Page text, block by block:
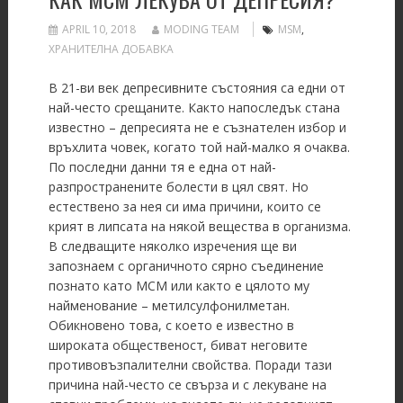
APRIL 10, 2018 MODING TEAM MSM,
ХРАНИТЕЛНА ДОБАВКА
В 21-ви век депресивните състояния са едни от
най-често срещаните. Както напоследък стана
известно – депресията не е съзнателен избор и
връхлита човек, когато той най-малко я очаква.
По последни данни тя е една от най-
разпространените болести в цял свят. Но
естествено за нея си има причини, които се
крият в липсата на някой вещества в организма.
В следващите няколко изречения ще ви
запознаем с органичното сярно съединение
познато като МСМ или както е цялото му
найменование – метилсулфонилметан.
Обикновено това, с което е известно в
широката общественост, биват неговите
противовъзпалителни свойства. Поради тази
причина най-често се свърза и с лекуване на